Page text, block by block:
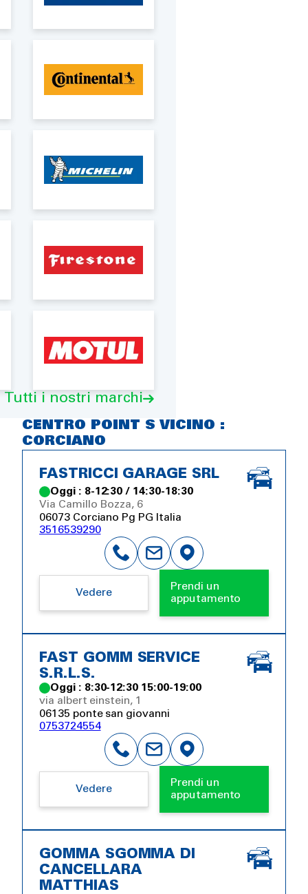
Tutti i nostri marchi
CENTRO POINT S VICINO :
CORCIANO
FASTRICCI GARAGE SRL
Oggi : 8-12:30 / 14:30-18:30
Via Camillo Bozza, 6
06073 Corciano Pg PG Italia
3516539290
Vedere
Prendi un
apputamento
FAST GOMM SERVICE
S.R.L.S.
Oggi : 8:30-12:30 15:00-19:00
via albert einstein, 1
06135 ponte san giovanni
0753724554
Vedere
Prendi un
apputamento
GOMMA SGOMMA DI
CANCELLARA
MATTHIAS